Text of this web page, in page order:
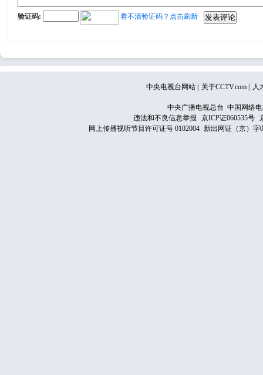
验证码: 看不清验证码？点击刷新
中央电视台网站 关于CCTV.com 人
中央广播电视总台 中国网络
违法和不良信息举报
京ICP证060535号
网上传播视听节目许可证号 0102004 新出网证（京）